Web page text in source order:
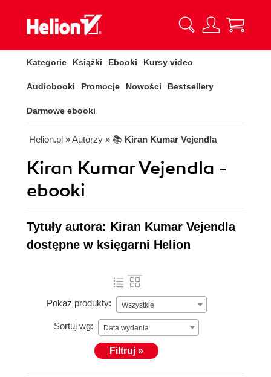
Kategorie Książki Ebooki Kursy video
Audiobooki Promocje Nowości Bestsellery
Darmowe ebooki
Helion.pl » Autorzy » 📚 Kiran Kumar Vejendla
Kiran Kumar Vejendla -
ebooki
Tytuły autora: Kiran Kumar Vejendla
dostępne w księgarni Helion
Pokaż produkty: Wszystkie
Sortuj wg: Data wydania
Filtruj »